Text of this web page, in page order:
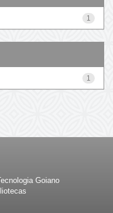
1
1
Goiano